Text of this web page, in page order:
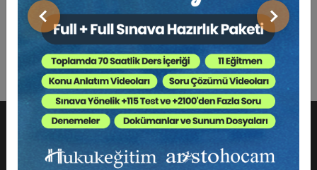
Önceki Sonraki
Kesiliyor ?